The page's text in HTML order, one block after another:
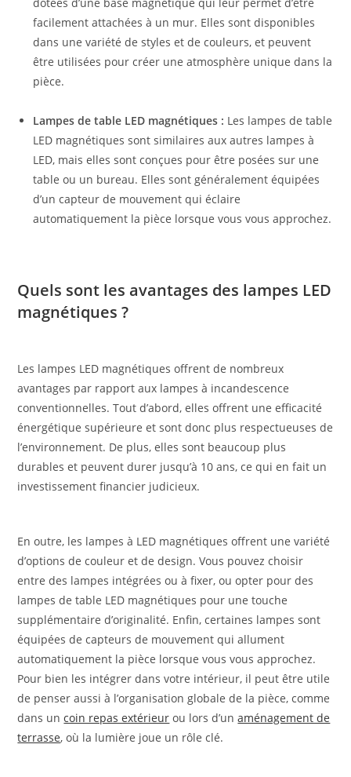
facilement attachées à un mur. Elles sont disponibles
dans une variété de styles et de couleurs, et peuvent
être utilisées pour créer une atmosphère unique dans la
pièce.
Lampes de table LED magnétiques : Les lampes de table
LED magnétiques sont similaires aux autres lampes à
LED, mais elles sont conçues pour être posées sur une
table ou un bureau. Elles sont généralement équipées
d’un capteur de mouvement qui éclaire
automatiquement la pièce lorsque vous vous approchez.
Quels sont les avantages des lampes LED
magnétiques ?
Les lampes LED magnétiques offrent de nombreux
avantages par rapport aux lampes à incandescence
conventionnelles. Tout d’abord, elles offrent une efficacité
énergétique supérieure et sont donc plus respectueuses de
l’environnement. De plus, elles sont beaucoup plus
durables et peuvent durer jusqu’à 10 ans, ce qui en fait un
investissement financier judicieux.
En outre, les lampes à LED magnétiques offrent une variété
d’options de couleur et de design. Vous pouvez choisir
entre des lampes intégrées ou à fixer, ou opter pour des
lampes de table LED magnétiques pour une touche
supplémentaire d’originalité. Enfin, certaines lampes sont
équipées de capteurs de mouvement qui allument
automatiquement la pièce lorsque vous vous approchez.
Pour bien les intégrer dans votre intérieur, il peut être utile
de penser aussi à l’organisation globale de la pièce, comme
dans uncoin repas extérieur ou lors d’unaménagement de
terrasse, où la lumière joue un rôle clé.